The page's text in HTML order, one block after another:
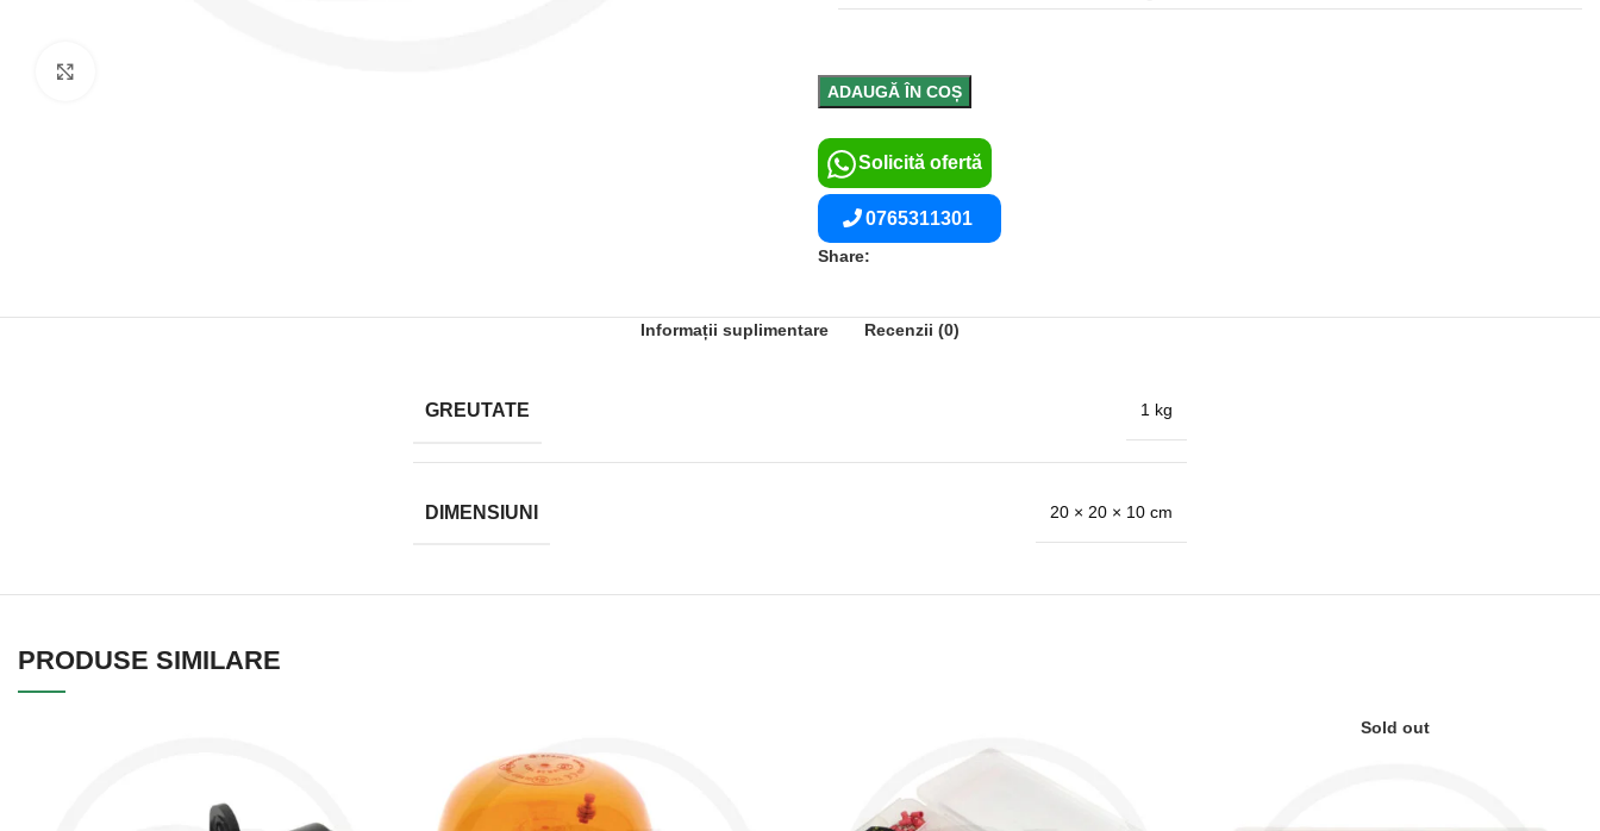
ADAUGĂ ÎN COȘ
Solicită ofertă
0765311301
Share:
Informații suplimentare Recenzii (0)
GREUTATE 1 kg
DIMENSIUNI 20 × 20 × 10 cm
PRODUSE SIMILARE
Sold out